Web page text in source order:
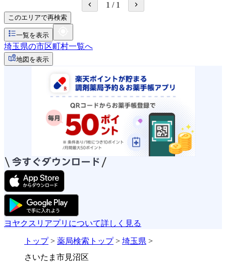
1 / 1
このエリアで再検索
一覧を表示
埼玉県の市区町村一覧へ
地図を表示
ヨヤクスリアプリについて詳しく見る
トップ> 薬局検索トップ> 埼玉県 >
さいたま市見沼区